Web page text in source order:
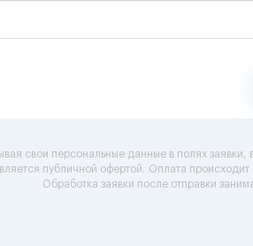
свои персональные данные в полях заявки,
публичной офертой. Оплата происходит
Обработка заявки после отправки